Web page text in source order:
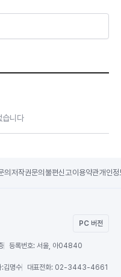
습니다
의 저작권문의 불편신고이용약관개인정
PC 버전
등록번호: 서울, 아04840
:김명수 대표전화: 02-3443-4661